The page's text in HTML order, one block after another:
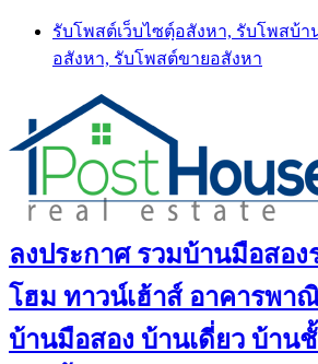
Skip
content
รับโพสต์เว็บไซตฺ์อสังหา, รับโพสบ้า
อสังหา, รับโพสต์ขายอสังหา
ลงประกาศ รวมบ้านมือสอ
โฮม ทาวน์เฮ้าส์ อาคารพา
บ้านมือสอง บ้านเดี่ยว บ้าน